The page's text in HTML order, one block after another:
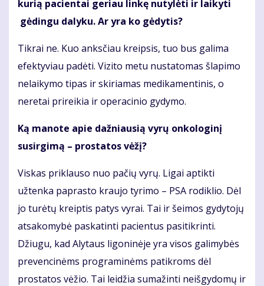
kurią pacientai geriau linkę nutylėti ir laikyti
gėdingu dalyku. Ar yra ko gėdytis?
Tikrai ne. Kuo anksčiau kreipsis, tuo bus galima
efektyviau padėti. Vizito metu nustatomas šlapimo
nelaikymo tipas ir skiriamas medikamentinis, o
neretai prireikia ir operacinio gydymo.
Ką manote apie dažniausią vyrų onkologinį
susirgimą – prostatos vėžį?
Viskas priklauso nuo pačių vyrų. Ligai aptikti
užtenka paprasto kraujo tyrimo – PSA rodiklio. Dėl
jo turėtų kreiptis patys vyrai. Tai ir šeimos gydytojų
atsakomybė paskatinti pacientus pasitikrinti.
Džiugu, kad Alytaus ligoninėje yra visos galimybės
prevencinėms programinėms patikroms dėl
prostatos vėžio. Tai leidžia sumažinti neišgydomų ir